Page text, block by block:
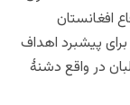
افغانستان
پیشبرد اهداف
در واقع دشنۀ